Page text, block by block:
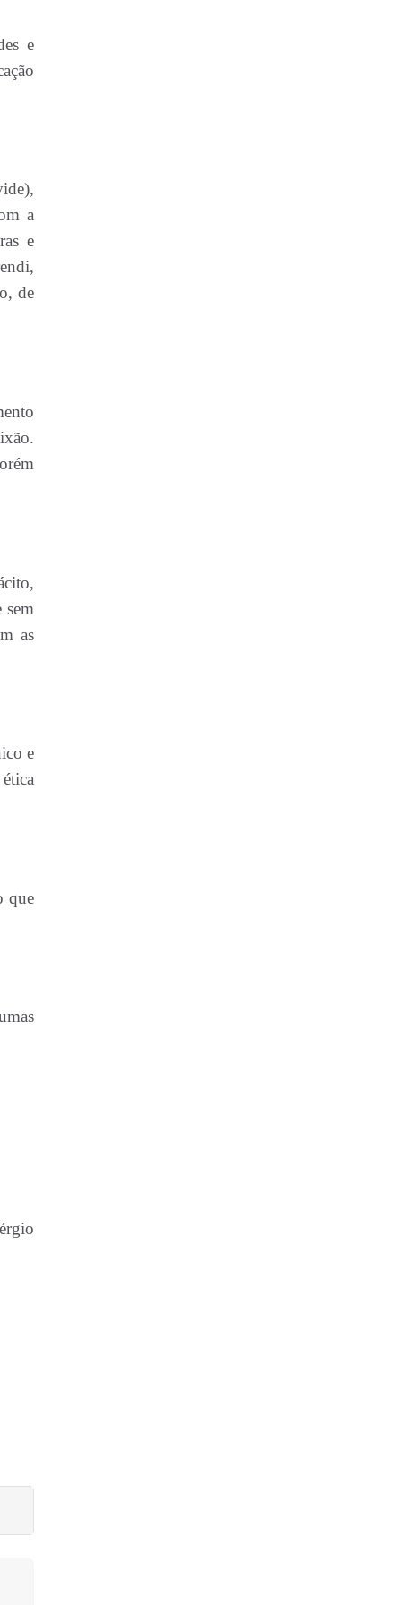
e
a
e
de
sem
as
e
que